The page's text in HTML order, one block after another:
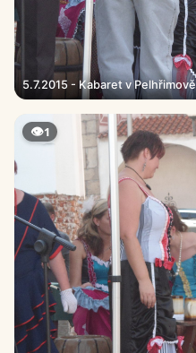
5.7.2015 - Kabaret v Pelhřimově
👁1